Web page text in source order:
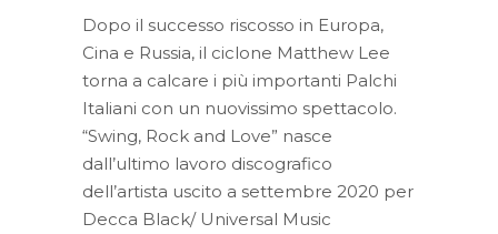
Dopo il successo riscosso in Europa,
Cina e Russia, il ciclone Matthew Lee
torna a calcare i più importanti Palchi
Italiani con un nuovissimo spettacolo.
“Swing, Rock and Love” nasce
dall’ultimo lavoro discografico
dell’artista uscito a settembre 2020 per
Decca Black/ Universal Music